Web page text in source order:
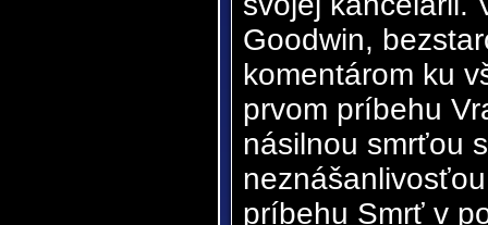
Goodwin,
komentárom ku
prvom príbehu
násilnou smrťou
príbehu Smrť v